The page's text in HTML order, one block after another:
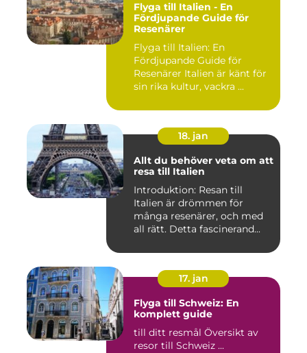
Flyga till Italien - En
Fördjupande Guide för
Resenärer
Flyga till Italien: En
Fördjupande Guide för
Resenärer Italien är känt för
sin rika kultur, vackra ...
18. jan
Allt du behöver veta om att
resa till Italien
Introduktion: Resan till
Italien är drömmen för
många resenärer, och med
all rätt. Detta fascinerand...
17. jan
Flyga till Schweiz: En
komplett guide
till ditt resmål Översikt av
resor till Schweiz ...